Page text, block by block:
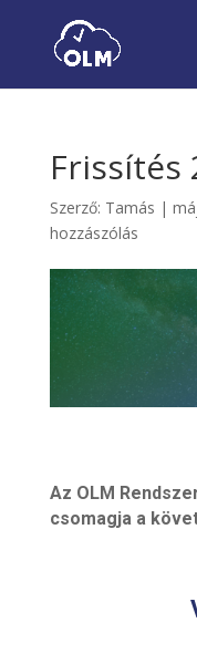
Frissítés
Szerző: Tamás |
hozzászólás
Az OLM
csomagja a